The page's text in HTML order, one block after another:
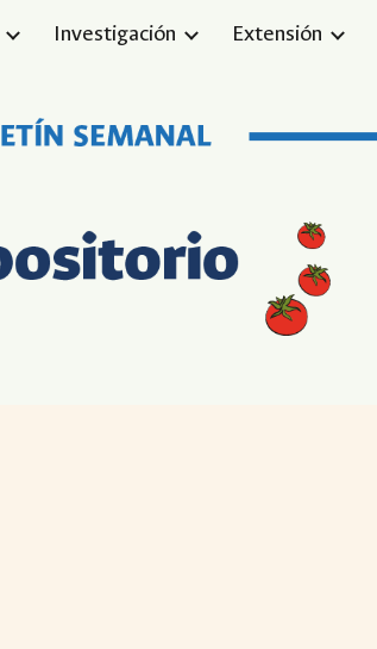
Skip to navigation
Investigación Extensión